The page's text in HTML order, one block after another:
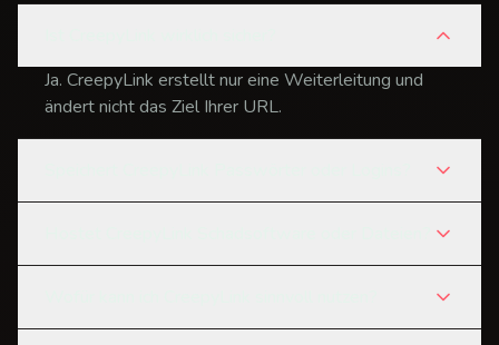
Ja. CreepyLink erstellt nur eine Weiterleitung und
ändert nicht das Ziel Ihrer URL.